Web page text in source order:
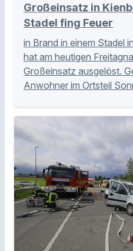
Großeinsatz in
Stadel fing Feuer
in Brand in einem Stadel
hat am heutigen
Großeinsatz ausgelöst.
Anwohner im Ortsteil